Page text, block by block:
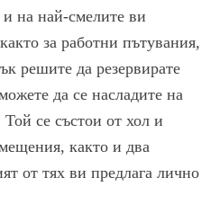
на най-смелите ви
за работни пътувания,
решите да резервирате
да се насладите на
се състои от хол и
както и два
от тях ви предлага лично